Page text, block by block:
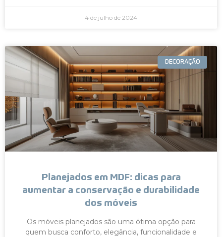
4 de julho de 2024
DECORAÇÃO
Planejados em MDF: dicas para
aumentar a conservação e durabilidade
dos móveis
Os móveis planejados são uma ótima opção para
quem busca conforto, elegância, funcionalidade e